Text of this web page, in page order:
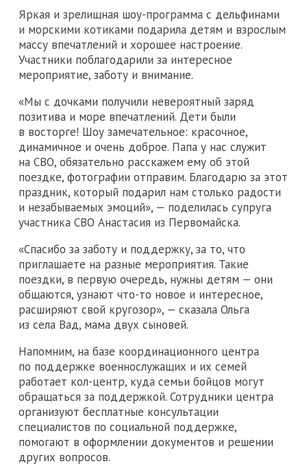
Яркая и зрелищная шоу-программа с дельфинами
и морскими котиками подарила детям и взрослым
массу впечатлений и хорошее настроение.
Участники поблагодарили за интересное
мероприятие, заботу и внимание.
«Мы с дочками получили невероятный заряд
позитива и море впечатлений. Дети были
в восторге! Шоу замечательное: красочное,
динамичное и очень доброе. Папа у нас служит
на СВО, обязательно расскажем ему об этой
поездке, фотографии отправим. Благодарю за этот
праздник, который подарил нам столько радости
и незабываемых эмоций», — поделилась супруга
участника СВО Анастасия из Первомайска.
«Спасибо за заботу и поддержку, за то, что
приглашаете на разные мероприятия. Такие
поездки, в первую очередь, нужны детям — они
общаются, узнают что-то новое и интересное,
расширяют свой кругозор», — сказала Ольга
из села Вад, мама двух сыновей.
Напомним, на базе координационного центра
по поддержке военнослужащих и их семей
работает кол-центр, куда семьи бойцов могут
обращаться за поддержкой. Сотрудники центра
организуют бесплатные консультации
специалистов по социальной поддержке,
помогают в оформлении документов и решении
других вопросов.